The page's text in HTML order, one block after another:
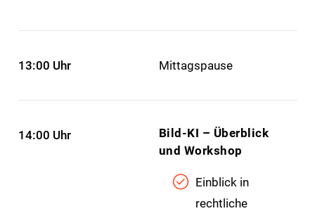
13:00 Uhr Mittagspause
14:00 Uhr
Bild-KI – Überblick
und Workshop
Einblick in
rechtliche